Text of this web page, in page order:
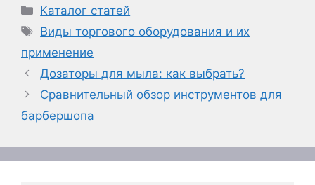
Рубрики
Каталог статей
Метки
Виды торгового оборудования и их
применение
Дозаторы для мыла: как выбрать?
Сравнительный обзор инструментов для
барбершопа